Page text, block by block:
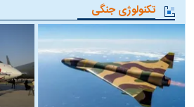
تکنولوژی جنگی